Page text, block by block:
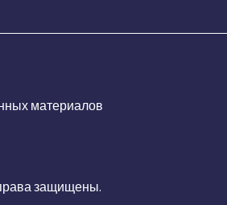
материалов
защищены.